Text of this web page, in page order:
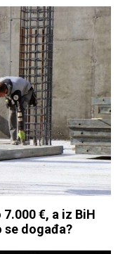
€, a iz BiH
se događa?